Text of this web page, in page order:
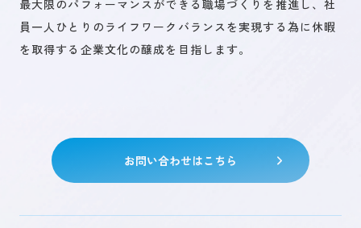
最大限のパフォーマンスができる職場づくりを推進し、社
員一人ひとりのライフワークバランスを実現する為に休暇
を取得する企業文化の醸成を目指します。
お問い合わせはこちら